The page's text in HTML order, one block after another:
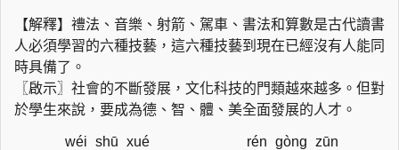
【解釋】禮法、音樂、射箭、駕車、書法和算數是古代讀書
人必須學習的六種技藝，這六種技藝到現在已經沒有人能同
時具備了。
〖啟示〗社會的不斷發展，文化科技的門類越來越多。但對
於學生來說，要成為德、智、體、美全面發展的人才。
wéi shū xué rén gòng zūn